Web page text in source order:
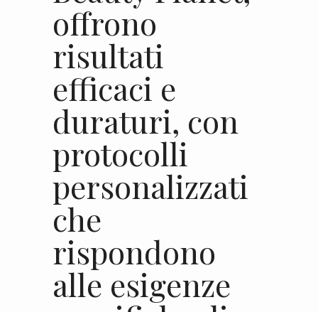
offrono
risultati
efficaci e
duraturi, con
protocolli
personalizzati
che
rispondono
alle esigenze